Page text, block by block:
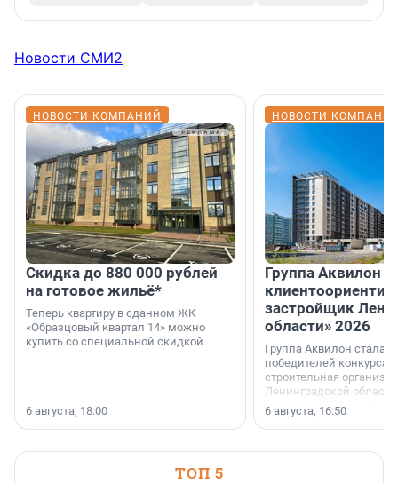
Новости СМИ2
НОВОСТИ КОМПАНИЙ
Скидка до 880 000 рублей
на готовое жильё*
Теперь квартиру в сданном ЖК
«Образцовый квартал 14» можно
купить со специальной скидкой.
6 августа, 18:00
НОВОСТИ
Группа Аквилон
застройщик
области» 2026
Группа Аквилон стала
победителей конкурса
строительная
Ленинградской области
номинации «Самый
застройщик
6 августа, 16:50
ТОП 5